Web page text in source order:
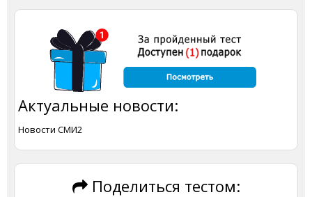
Актуальные новости:
Новости СМИ2
Поделиться тестом: